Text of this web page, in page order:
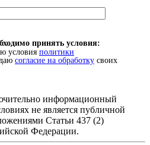
принять условия:
условия политики
согласие на обработку своих
информационный
не является публичной
Статьи 437 (2)
Федерации.